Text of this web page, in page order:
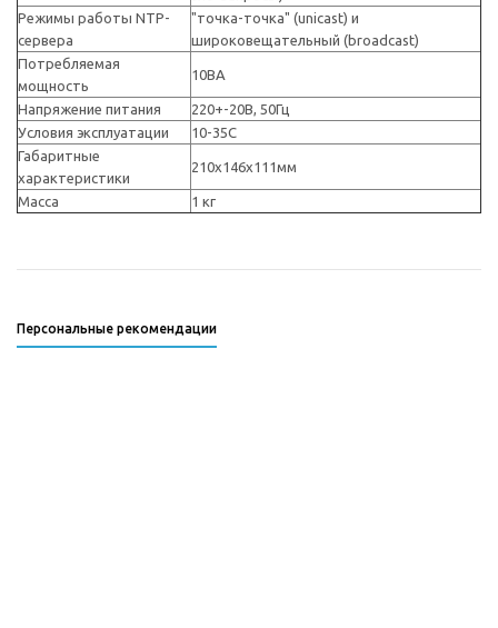
Режимы работы NTP-
сервера
"точка-точка" (unicast) и
широковещательный (broadcast)
Потребляемая
мощность
10ВА
Напряжение питания
220+-20В, 50Гц
Условия эксплуатации
10-35С
Габаритные
характеристики
210х146х111мм
Масса 1 кг
Персональные рекомендации